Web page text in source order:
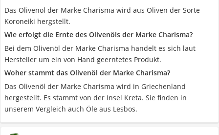
Das Olivenöl der Marke Charisma wird aus Oliven der Sorte
Koroneiki hergstellt.
Wie erfolgt die Ernte des Olivenöls der Marke Charisma?
Bei dem Olivenöl der Marke Charisma handelt es sich laut
Hersteller um ein von Hand geerntetes Produkt.
Woher stammt das Olivenöl der Marke Charisma?
Das Olivenöl der Marke Charisma wird in Griechenland
hergestellt. Es stammt von der Insel Kreta. Sie finden in
unserem Vergleich auch Öle aus Lesbos.